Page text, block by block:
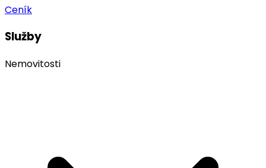
Ceník
Služby
Nemovitosti